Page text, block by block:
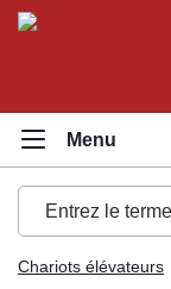
principal
Chariots élévateurs